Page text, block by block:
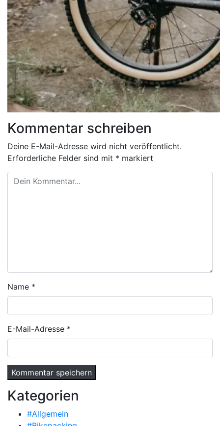
Kommentar schreiben
Deine E-Mail-Adresse wird nicht veröffentlicht.
Erforderliche Felder sind mit * markiert
Name *
E-Mail-Adresse *
Kategorien
#Allgemein